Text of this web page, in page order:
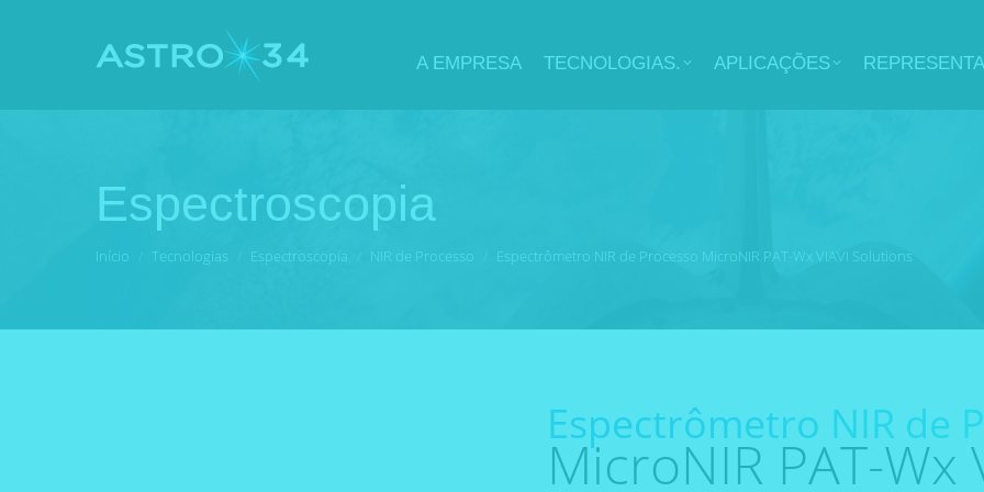
A EMPRESA TECNOLOGIAS. APLICAÇÕES
Espectroscopia
Você está aqui:
Início Tecnologias Espectroscopia NIR de Processo Espectrômetro NIR de Processo MicroNIR PAT-Wx VIAVI Solutions
Espectrômetro NIR de
MicroNIR PAT-Wx